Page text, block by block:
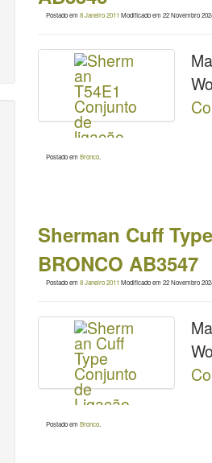
Postado em 8 Janeiro 2011 Modificado em 22 Novembro
Postado em Bronco
Sherman Cuff
BRONCO AB3547
Postado em 8 Janeiro 2011 Modificado em 22 Novembro
Postado em Bronco